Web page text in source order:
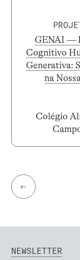
GENAI —
Cognitivo
Generativa:
na
Colégio
←
NEWSLETTER